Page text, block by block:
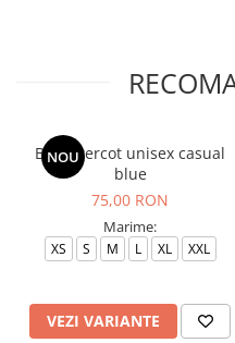
NOU
Bluza tercot unisex casual
blue
75,00 RON
Marime:
XS S M L XL XXL
VEZI VARIANTE